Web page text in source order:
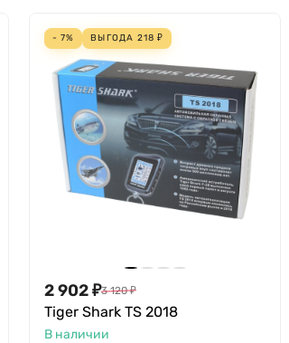
- 7% ВЫГОДА 218 ₽
2 902₽3 120 ₽
Tiger Shark TS 2018
В наличии